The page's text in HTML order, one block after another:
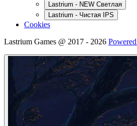
Lastrium - NEW Светлая
Lastrium - Чистая IPS
Cookies
Lastrium Games @ 2017 - 2026